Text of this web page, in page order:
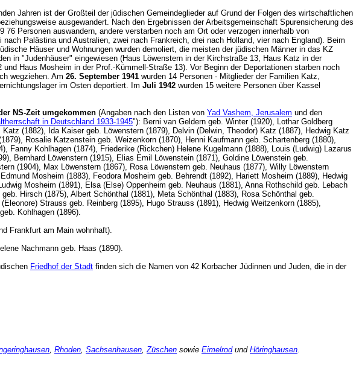
Jahren ist der Großteil der jüdischen Gemeindeglieder auf Grund der Folgen des wirtschaftlichen
ausgewandert. Nach den Ergebnissen der Arbeitsgemeinschaft Spurensicherung des
Personen auswandern, andere verstarben noch am Ort oder verzogen innerhalb von
Palästina und Australien, zwei nach Frankreich, drei nach Holland, vier nach England). Beim
Häuser und Wohnungen wurden demoliert, die meisten der jüdischen Männer in das KZ
in "Judenhäuser" eingewiesen (Haus Löwenstern in der Kirchstraße 13, Haus Katz in der
Haus Mosheim in der Prof.-Kümmell-Straße 13). Vor Beginn der Deportationen starben noch
wegziehen. Am 26. September 1941 wurden 14 Personen - Mitglieder der Familien Katz,
im Osten deportiert. Im Juli 1942 wurden 15 weitere Personen über Kassel
NS-Zeit umgekommen (Angaben nach den Listen von Yad Vashem, Jerusalem und den
in Deutschland 1933-1945"): Berni van Geldern geb. Winter (1920), Lothar Goldberg
(1882), Ida Kaiser geb. Löwenstern (1879), Delvin (Delwin, Theodor) Katz (1887), Hedwig Katz
Rosalie Katzenstein geb. Weizenkorn (1870), Henni Kaufmann geb. Schartenberg (1880),
Fanny Kohlhagen (1874), Friederike (Rickchen) Helene Kugelmann (1888), Louis (Ludwig) Lazarus
Bernhard Löwenstern (1915), Elias Emil Löwenstein (1871), Goldine Löwenstein geb.
(1904), Max Löwenstern (1867), Rosa Löwenstern geb. Neuhaus (1877), Willy Löwenstern
Mosheim (1883), Feodora Mosheim geb. Behrendt (1892), Hariett Mosheim (1889), Hedwig
Mosheim (1891), Elsa (Else) Oppenheim geb. Neuhaus (1881), Anna Rothschild geb. Lebach
Hirsch (1875), Albert Schönthal (1881), Meta Schönthal (1883), Rosa Schönthal geb.
Strauss geb. Reinberg (1895), Hugo Strauss (1891), Hedwig Weitzenkorn (1885),
Kohlhagen (1896).
Frankfurt am Main wohnhaft).
Nachmann geb. Haas (1890).
Friedhof der Stadt finden sich die Namen von 42 Korbacher Jüdinnen und Juden, die in der
, Rhoden, Sachsenhausen,Züschen sowie Eimelrodund Höringhausen.